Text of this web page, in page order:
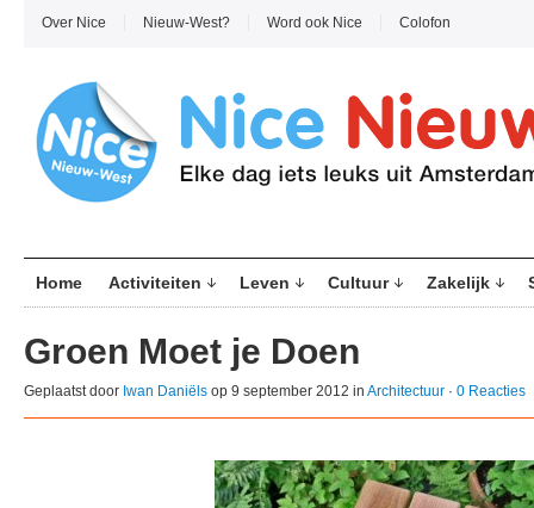
Over Nice Nieuw-West? Word ook Nice Colofon
Home Activiteiten Leven Cultuur Zakelijk
Groen Moet je Doen
Geplaatst door Iwan Daniëls op 9 september 2012 in Architectuur · 0 Reacties